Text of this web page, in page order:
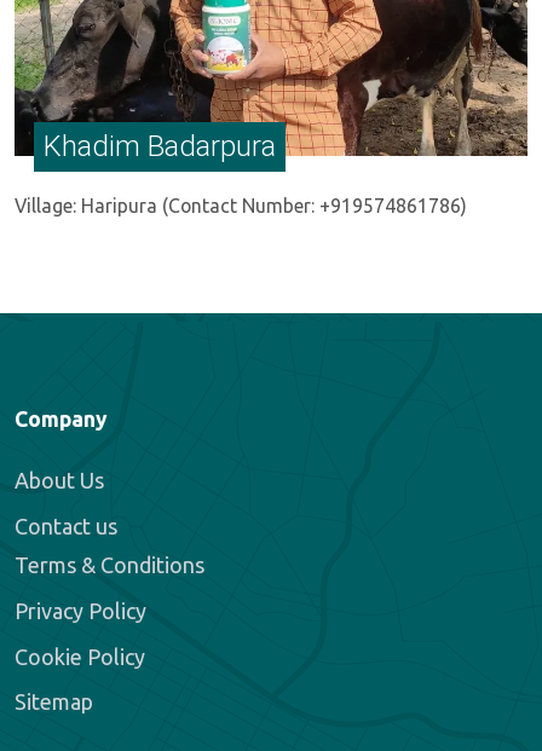
Khadim Badarpura
Village: Haripura (Contact Number: +919574861786)
Company
About Us
Contact us
Terms & Conditions
Privacy Policy
Cookie Policy
Sitemap